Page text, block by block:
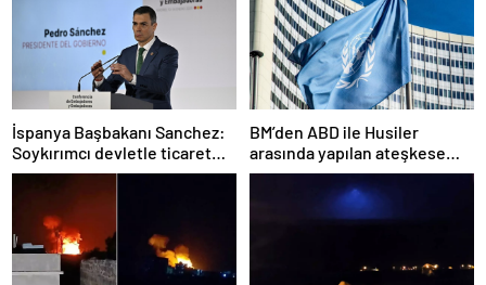
İspanya Başbakanı Sanchez:
Soykırımcı devletle ticaret
yapmayız
BM’den ABD ile Husiler
arasında yapılan ateşkese
ilişkin değerlendirme